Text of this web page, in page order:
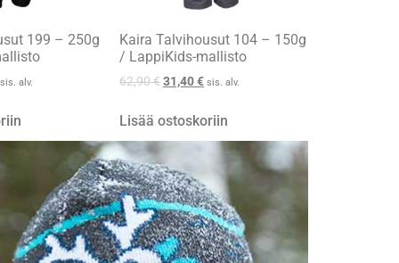
199 – 250g
sis. alv.
Kaira Talvihousut 104 – 150g
/ LappiKids-mallisto
62,90€31,40€ sis. alv.
Lisää ostoskoriin